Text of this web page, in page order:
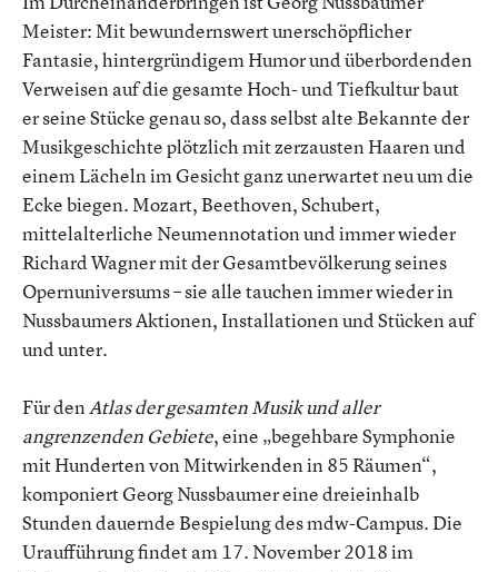
Meister: Mit bewundernswert unerschöpflicher
Fantasie, hintergründigem Humor und überbordenden
Verweisen auf die gesamte Hoch- und Tiefkultur baut
er seine Stücke genau so, dass selbst alte Bekannte der
Musikgeschichte plötzlich mit zerzausten Haaren und
einem Lächeln im Gesicht ganz unerwartet neu um die
Ecke biegen. Mozart, Beethoven, Schubert,
mittelalterliche Neumennotation und immer wieder
Richard Wagner mit der Gesamtbevölkerung seines
Opernuniversums – sie alle tauchen immer wieder in
Nussbaumers Aktionen, Installationen und Stücken auf
und unter.
Für denAtlas der gesamten Musik und aller
angrenzenden Gebiete, eine „begehbare Symphonie
mit Hunderten von Mitwirkenden in 85 Räumen“,
komponiert Georg Nussbaumer eine dreieinhalb
Stunden dauernde Bespielung des mdw-Campus. Die
Uraufführung findet am 17. November 2018 im